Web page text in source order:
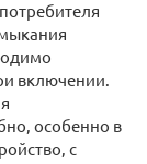
включении.
особенно в
с